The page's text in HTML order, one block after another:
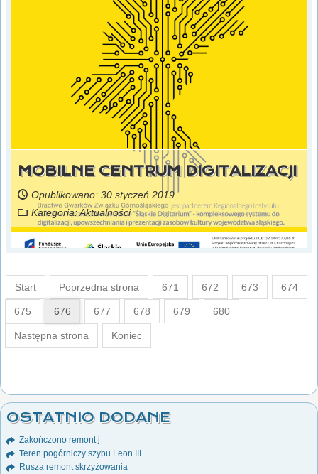
MOBILNE CENTRUM DIGITALIZACJI
Opublikowano: 30 styczeń 2019
Kategoria:Aktualności
Start Poprzedna strona 671 672 673 674
675 676 677 678 679 680
Następna strona Koniec
OSTATNIO DODANE
Zakończono remont j
Teren pogórniczy szybu Leon III
Rusza remont skrzyżowania